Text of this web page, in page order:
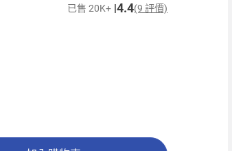
已售 20K+ 4.4(9 評價)